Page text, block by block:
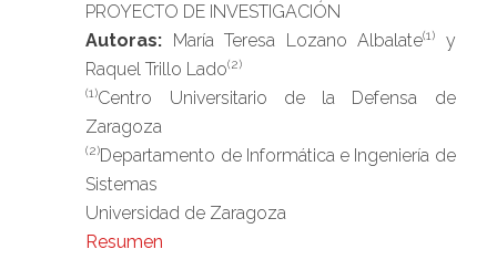
PROYECTO DE INVESTIGACIÓN
Autoras:
María Teresa Lozano Albalate(1)
y
Raquel Trillo Lado(2)
(1)Centro Universitario de la Defensa de
Zaragoza
(2)Departamento de Informática e Ingeniería de
Sistemas
Universidad de Zaragoza
Resumen